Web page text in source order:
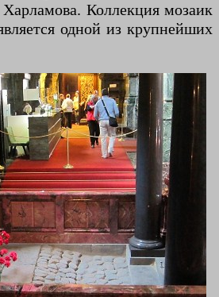
Коллекция мозаик
одной из крупнейших